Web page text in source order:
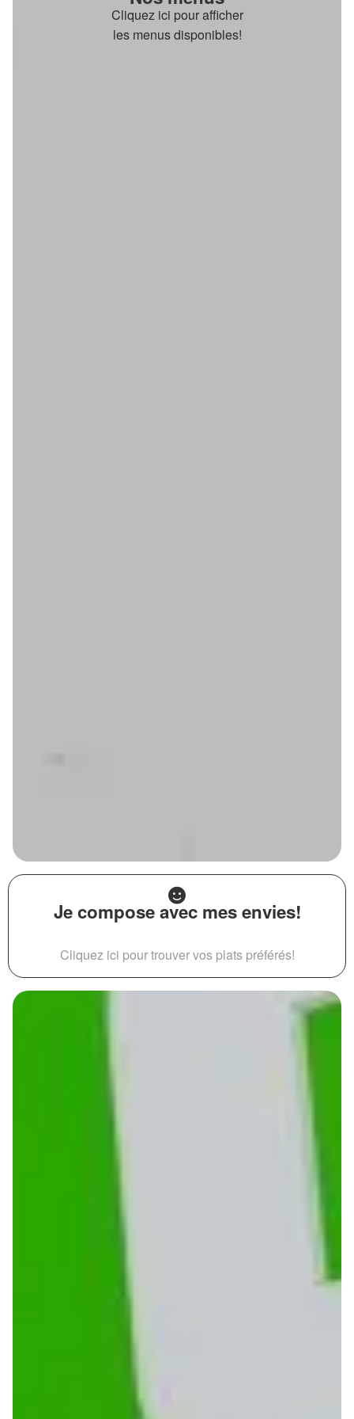
Cliquez ici pour afficher
les menus disponibles!
Je compose avec mes envies!
Cliquez ici pour trouver vos plats préférés!